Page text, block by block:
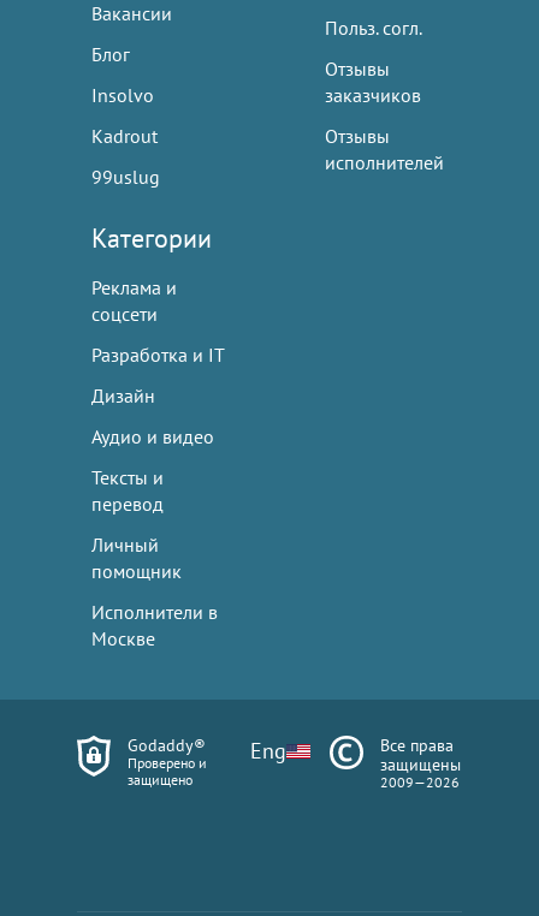
Вакансии
Блог
Insolvo
Kadrout
99uslug
Польз. согл.
Отзывы
заказчиков
Отзывы
исполнителей
Категории
Реклама и
соцсети
Разработка и IT
Дизайн
Аудио и видео
Тексты и
перевод
Личный
помощник
Исполнители в
Москве
Godaddy®
Проверено и
защищено
Eng
Все права
защищены
2009—2026